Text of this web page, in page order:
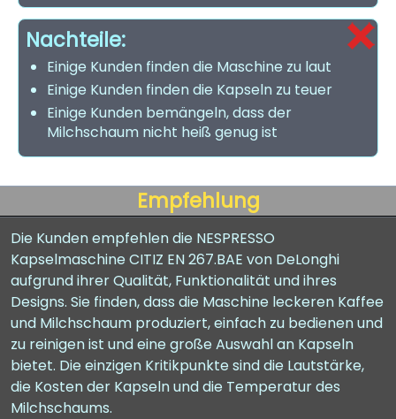
Nachteile:
Einige Kunden finden die Maschine zu laut
Einige Kunden finden die Kapseln zu teuer
Einige Kunden bemängeln, dass der
Milchschaum nicht heiß genug ist
Empfehlung
Die Kunden empfehlen die NESPRESSO
Kapselmaschine CITIZ EN 267.BAE von DeLonghi
aufgrund ihrer Qualität, Funktionalität und ihres
Designs. Sie finden, dass die Maschine leckeren Kaffee
und Milchschaum produziert, einfach zu bedienen und
zu reinigen ist und eine große Auswahl an Kapseln
bietet. Die einzigen Kritikpunkte sind die Lautstärke,
die Kosten der Kapseln und die Temperatur des
Milchschaums.